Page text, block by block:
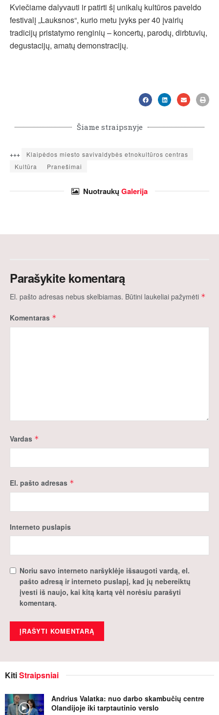
Kviečiame dalyvauti ir patirti šį unikalų kultūros paveldo
festivalį „Lauksnos“, kurio metu įvyks per 40 įvairių
tradicijų pristatymo renginių – koncertų, parodų, dirbtuvių,
degustacijų, amatų demonstracijų.
Šiame straipsnyje
+++
Klaipėdos miesto savivaldybės etnokultūros centras
Kultūra
Pranešimai
NuotraukųGalerija
Parašykite komentarą
El. pašto adresas nebus skelbiamas. Būtini laukeliai pažymėti *
Komentaras *
Vardas *
El. pašto adresas *
Interneto puslapis
Noriu savo interneto naršyklėje išsaugoti vardą, el.
pašto adresą ir interneto puslapį, kad jų nebereiktų
įvesti iš naujo, kai kitą kartą vėl norėsiu parašyti
komentarą.
KitiStraipsniai
Andrius Valatka: nuo darbo skambučių centre
Olandijoje iki tarptautinio verslo